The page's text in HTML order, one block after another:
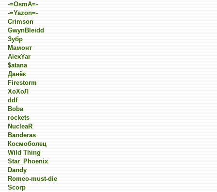
-=OsmA=-
-=Yazon=-
Crimson
GwynBleidd
Зубр
Мамонт
AlexYar
$atana
Данёк
Firestorm
ХоХоЛ
ddf
Boba
rockets
NucleaR
Banderas
Космоболец
Wild Thing
Star_Phoenix
Dandy
Romeo-must-die
Scorp